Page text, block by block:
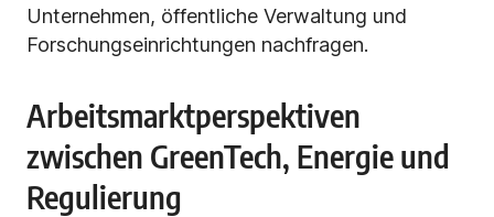
Unternehmen, öffentliche Verwaltung und
Forschungseinrichtungen nachfragen.
Arbeitsmarktperspektiven
zwischen GreenTech, Energie und
Regulierung